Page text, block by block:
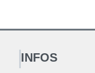
INFOS